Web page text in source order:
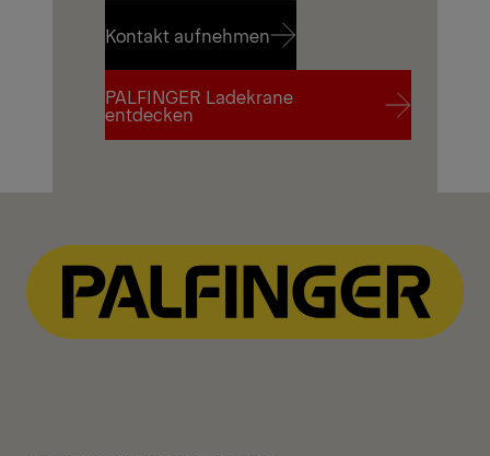
Kontakt aufnehmen
Kontakt aufnehmen
PALFINGER Ladekrane
entdecken